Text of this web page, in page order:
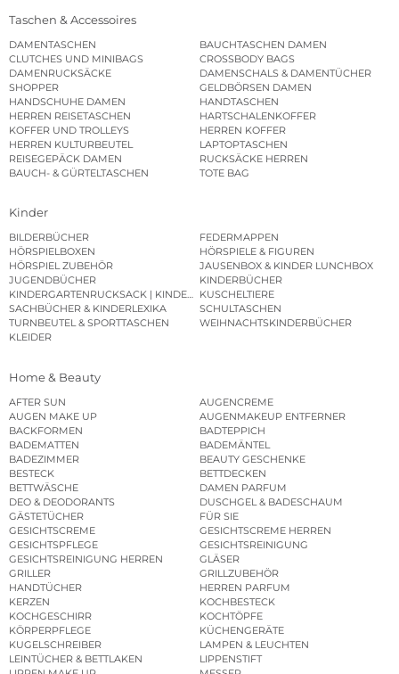
Taschen & Accessoires
DAMENTASCHEN
BAUCHTASCHEN DAMEN
CLUTCHES UND MINIBAGS
CROSSBODY BAGS
DAMENRUCKSÄCKE
DAMENSCHALS & DAMENTÜCHER
SHOPPER
GELDBÖRSEN DAMEN
HANDSCHUHE DAMEN
HANDTASCHEN
HERREN REISETASCHEN
HARTSCHALENKOFFER
KOFFER UND TROLLEYS
HERREN KOFFER
HERREN KULTURBEUTEL
LAPTOPTASCHEN
REISEGEPÄCK DAMEN
RUCKSÄCKE HERREN
BAUCH- & GÜRTELTASCHEN
TOTE BAG
Kinder
BILDERBÜCHER
FEDERMAPPEN
HÖRSPIELBOXEN
HÖRSPIELE & FIGUREN
HÖRSPIEL ZUBEHÖR
JAUSENBOX & KINDER LUNCHBOX
JUGENDBÜCHER
KINDERBÜCHER
KINDERGARTENRUCKSACK | KINDERGARTENBEUTEL
KUSCHELTIERE
SACHBÜCHER & KINDERLEXIKA
SCHULTASCHEN
TURNBEUTEL & SPORTTASCHEN
WEIHNACHTSKINDERBÜCHER
KLEIDER
Home & Beauty
AFTER SUN
AUGENCREME
AUGEN MAKE UP
AUGENMAKEUP ENTFERNER
BACKFORMEN
BADTEPPICH
BADEMATTEN
BADEMÄNTEL
BADEZIMMER
BEAUTY GESCHENKE
BESTECK
BETTDECKEN
BETTWÄSCHE
DAMEN PARFUM
DEO & DEODORANTS
DUSCHGEL & BADESCHAUM
GÄSTETÜCHER
FÜR SIE
GESICHTSCREME
GESICHTSCREME HERREN
GESICHTSPFLEGE
GESICHTSREINIGUNG
GESICHTSREINIGUNG HERREN
GLÄSER
GRILLER
GRILLZUBEHÖR
HANDTÜCHER
HERREN PARFUM
KERZEN
KOCHBESTECK
KOCHGESCHIRR
KOCHTÖPFE
KÖRPERPFLEGE
KÜCHENGERÄTE
KUGELSCHREIBER
LAMPEN & LEUCHTEN
LEINTÜCHER & BETTLAKEN
LIPPENSTIFT